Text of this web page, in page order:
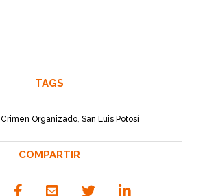
TAGS
Crimen Organizado San Luis Potosí
COMPARTIR